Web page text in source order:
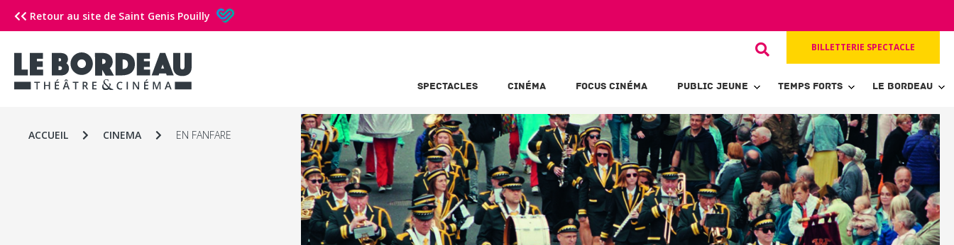
Retour au site de Saint Genis Pouilly
BILLETTERIE SPECTACLE
SPECTACLES CINÉMA FOCUS CINÉMA PUBLIC JEUNE TEMPS FORTS LE BORDEAU
ACCUEIL CINEMA EN FANFARE